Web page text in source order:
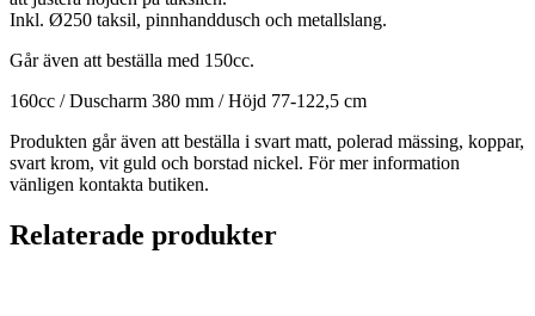
Inkl. Ø250 taksil, pinnhanddusch och metallslang.
Går även att beställa med 150cc.
160cc / Duscharm 380 mm / Höjd 77-122,5 cm
Produkten går även att beställa i svart matt, polerad mässing, koppar,
svart krom, vit guld och borstad nickel. För mer information
vänligen kontakta butiken.
Relaterade produkter